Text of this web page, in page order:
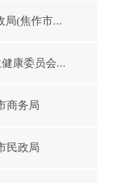
局(焦作市...
康委员会...
商务局
民政局